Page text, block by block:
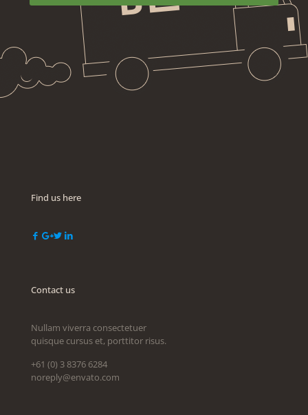
Find us here
Contact us
Nullam viverra consectetuer
quisque cursus et, porttitor risus.
+61 (0) 3 8376 6284
noreply@envato.com